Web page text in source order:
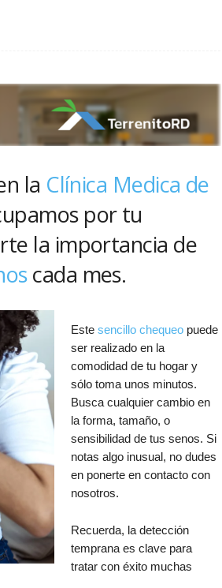
la Clínica Medica de
por tu
la importancia de
cada mes.
Este sencillo chequeopuede
ser realizado en la
comodidad de tu hogar y
sólo toma unos minutos.
Busca cualquier cambio en
la forma, tamaño, o
sensibilidad de tus senos. Si
notas algo inusual, no dudes
en ponerte en contacto con
nosotros.
Recuerda, la detección
temprana es clave para
tratar con éxito muchas